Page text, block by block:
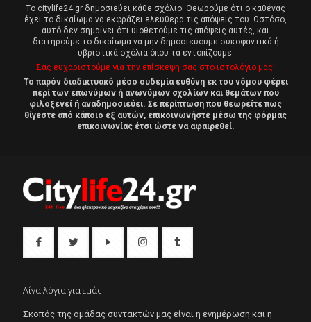
Tο citylife24.gr δημοσιεύει κάθε σχόλιο. Θεωρούμε ότι ο καθένας
έχει το δικαίωμα να εκφράζει ελεύθερα τις απόψεις του. Ωστόσο,
αυτό δεν σημαίνει ότι υιοθετούμε τις απόψεις αυτές, και
διατηρούμε το δικαίωμα να μην δημοσιεύουμε συκοφαντικά ή
υβριστικά σχόλια όπου τα εντοπίζουμε.
Σας ευχαριστούμε για την επίσκεψη σας στο ιστολόγιο μας!
Το παρόν διαδικτυακό μέσο ουδεμία ευθύνη εκ του νόμου φέρει
περί των επωνύμων ή ανωνύμων σχολίων και θεμάτων που
φιλοξενεί ή αναδημοσιεύει. Σε περίπτωση που θεωρείτε πως
θίγεστε από κάποιο εξ αυτών, επικοινωνήστε μέσω της φόρμας
επικοινωνίας έτσι ώστε να αφαιρεθεί.
Λίγα λόγια για εμάς
Σκοπός της ομάδας συντακτών μας είναι η ενημέρωση και η